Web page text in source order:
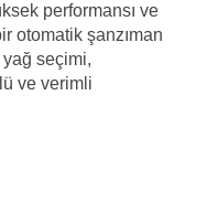
performansı ve
otomatik şanzıman
yağ seçimi,
ve verimli